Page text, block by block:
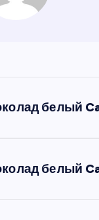
белый
белый